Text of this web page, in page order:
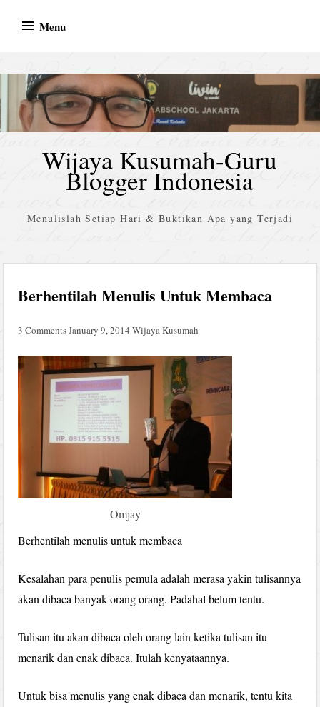
Menu
Wijaya Kusumah-Guru
Blogger Indonesia
Menulislah Setiap Hari & Buktikan Apa yang Terjadi
Berhentilah Menulis Untuk Membaca
3 CommentsJanuary 9, 2014 Wijaya Kusumah
Omjay
Berhentilah menulis untuk membaca
Kesalahan para penulis pemula adalah merasa yakin tulisannya
akan dibaca banyak orang orang. Padahal belum tentu.
Tulisan itu akan dibaca oleh orang lain ketika tulisan itu
menarik dan enak dibaca. Itulah kenyataannya.
Untuk bisa menulis yang enak dibaca dan menarik, tentu kita